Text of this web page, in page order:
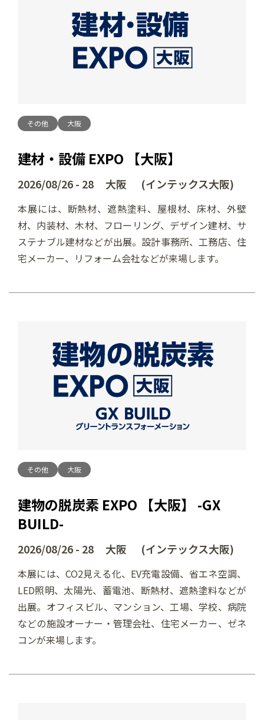
その他 大阪
建材・設備 EXPO 【大阪】
2026/08/26 - 28 大阪 (インテックス大阪)
本展には、断熱材、遮熱塗料、屋根材、床材、外壁
材、内装材、木材、フローリング、デザイン建材、サ
ステナブル建材などが出展。設計事務所、工務店、住
宅メーカー、リフォーム会社などが来場します。
その他 大阪
建物の脱炭素 EXPO 【大阪】 -GX
BUILD-
2026/08/26 - 28 大阪 (インテックス大阪)
本展には、CO2見える化、EV充電設備、省エネ空調、
LED照明、太陽光、蓄電池、断熱材、遮熱塗料などが
出展。オフィスビル、マンション、工場、学校、病院
などの施設オーナー・管理会社、住宅メーカー、ゼネ
コンが来場します。